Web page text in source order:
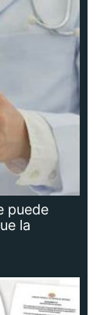
puede
la